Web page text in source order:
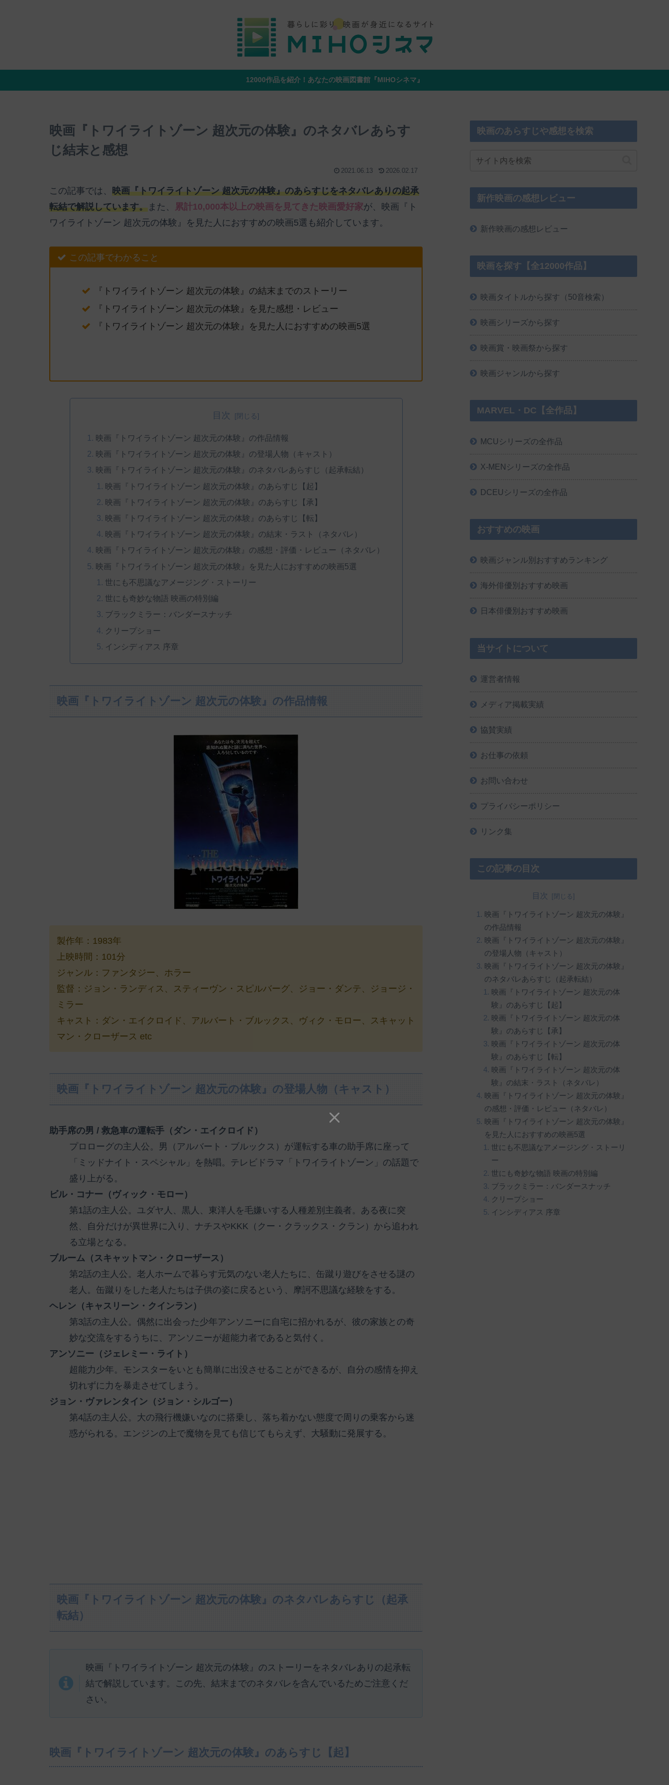
12000作品を紹介！あなたの映画図書館『MIHOシネマ』
映画『トワイライトゾーン 超次元の体験』のネタバレあらす
じ結末と感想
2021.06.13 2026.02.17
この記事では、 映画『トワイライトゾーン 超次元の体験』のあらすじをネタバレありの起承
転結で解説しています。 また、 累計10,000本以上の映画を見てきた映画愛好家が、映画『ト
ワイライトゾーン 超次元の体験』を見た人におすすめの映画5選も紹介しています。
この記事でわかること
『トワイライトゾーン 超次元の体験』の結末までのストーリー
『トワイライトゾーン 超次元の体験』を見た感想・レビュー
『トワイライトゾーン 超次元の体験』を見た人におすすめの映画5選
目次
映画『トワイライトゾーン 超次元の体験』の作品情報
映画『トワイライトゾーン 超次元の体験』の登場人物（キャスト）
映画『トワイライトゾーン 超次元の体験』のネタバレあらすじ（起承転結）
映画『トワイライトゾーン 超次元の体験』のあらすじ【起】
映画『トワイライトゾーン 超次元の体験』のあらすじ【承】
映画『トワイライトゾーン 超次元の体験』のあらすじ【転】
映画『トワイライトゾーン 超次元の体験』の結末・ラスト（ネタバレ）
映画『トワイライトゾーン 超次元の体験』の感想・評価・レビュー（ネタバレ）
映画『トワイライトゾーン 超次元の体験』を見た人におすすめの映画5選
世にも不思議なアメージング・ストーリー
世にも奇妙な物語 映画の特別編
ブラックミラー：バンダースナッチ
クリープショー
インシディアス 序章
映画『トワイライトゾーン 超次元の体験』の作品情報
製作年：1983年
上映時間：101分
ジャンル：ファンタジー、ホラー
監督：ジョン・ランディス、スティーヴン・スピルバーグ、ジョー・ダンテ、ジョージ・
ミラー
キャスト：ダン・エイクロイド、アルバート・ブルックス、ヴィク・モロー、スキャット
マン・クローザース etc
映画『トワイライトゾーン 超次元の体験』の登場人物（キャスト）
助手席の男 / 救急車の運転手（ダン・エイクロイド）
プロローグの主人公。男（アルバート・ブルックス）が運転する車の助手席に座って
「ミッドナイト・スペシャル」を熱唱。テレビドラマ「トワイライトゾーン」の話題で
盛り上がる。
ビル・コナー（ヴィック・モロー）
第1話の主人公。ユダヤ人、黒人、東洋人を毛嫌いする人種差別主義者。ある夜に突
然、自分だけが異世界に入り、ナチスやKKK（クー・クラックス・クラン）から追われ
る立場となる。
ブルーム（スキャットマン・クローザース）
第2話の主人公。老人ホームで暮らす元気のない老人たちに、缶蹴り遊びをさせる謎の
老人。缶蹴りをした老人たちは子供の姿に戻るという、摩訶不思議な経験をする。
ヘレン（キャスリーン・クインラン）
第3話の主人公。偶然に出会った少年アンソニーに自宅に招かれるが、彼の家族との奇
妙な交流をするうちに、アンソニーが超能力者であると気付く。
アンソニー（ジェレミー・ライト）
超能力少年。モンスターをいとも簡単に出没させることができるが、自分の感情を抑え
切れずに力を暴走させてしまう。
ジョン・ヴァレンタイン（ジョン・シルゴー）
第4話の主人公。大の飛行機嫌いなのに搭乗し、落ち着かない態度で周りの乗客から迷
惑がられる。エンジンの上で魔物を見ても信じてもらえず、大騒動に発展する。
映画『トワイライトゾーン 超次元の体験』のネタバレあらすじ（起承
転結）
映画『トワイライトゾーン 超次元の体験』のストーリーをネタバレありの起承転
結で解説しています。この先、結末までのネタバレを含んでいるためご注意くだ
さい。
映画『トワイライトゾーン 超次元の体験』のあらすじ【起】
映画のあらすじや感想を検索
新作映画の感想レビュー
新作映画の感想レビュー
映画を探す【全12000作品】
映画タイトルから探す（50音検索）
映画シリーズから探す
映画賞・映画祭から探す
映画ジャンルから探す
MARVEL・DC【全作品】
MCUシリーズの全作品
X-MENシリーズの全作品
DCEUシリーズの全作品
おすすめの映画
映画ジャンル別おすすめランキング
海外俳優別おすすめ映画
日本俳優別おすすめ映画
当サイトについて
運営者情報
メディア掲載実績
協賛実績
お仕事の依頼
お問い合わせ
プライバシーポリシー
リンク集
この記事の目次
目次
映画『トワイライトゾーン 超次元の体験』
の作品情報
映画『トワイライトゾーン 超次元の体験』
の登場人物（キャスト）
映画『トワイライトゾーン 超次元の体験』
のネタバレあらすじ（起承転結）
映画『トワイライトゾーン 超次元の体
験』のあらすじ【起】
映画『トワイライトゾーン 超次元の体
験』のあらすじ【承】
映画『トワイライトゾーン 超次元の体
験』のあらすじ【転】
映画『トワイライトゾーン 超次元の体
験』の結末・ラスト（ネタバレ）
映画『トワイライトゾーン 超次元の体験』
の感想・評価・レビュー（ネタバレ）
映画『トワイライトゾーン 超次元の体験』
を見た人におすすめの映画5選
世にも不思議なアメージング・ストーリ
ー
世にも奇妙な物語 映画の特別編
ブラックミラー：バンダースナッチ
クリープショー
インシディアス 序章